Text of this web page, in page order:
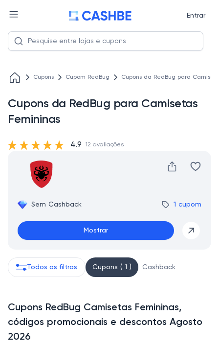
Entrar
Cupons Cupom RedBug Cupons da RedBug para
Cupons da RedBug para Camisetas
Femininas
Sem Cashback 1 cupom
Mostrar
4.9 12 avaliações
Todos os filtros Cupons ( 1 ) Cashback
Cupons RedBug Camisetas Femininas,
códigos promocionais e descontos Agosto
2026